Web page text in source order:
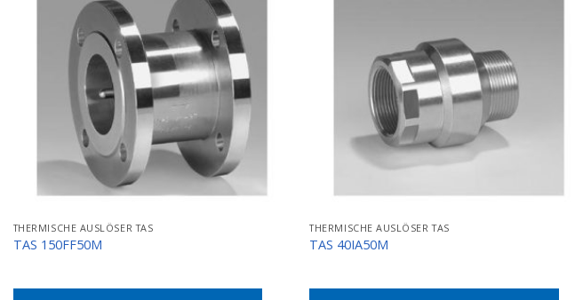
THERMISCHE AUSLÖSER TAS
TAS 150FF50M
THERMISCHE AUSLÖSER TAS
TAS 40IA50M